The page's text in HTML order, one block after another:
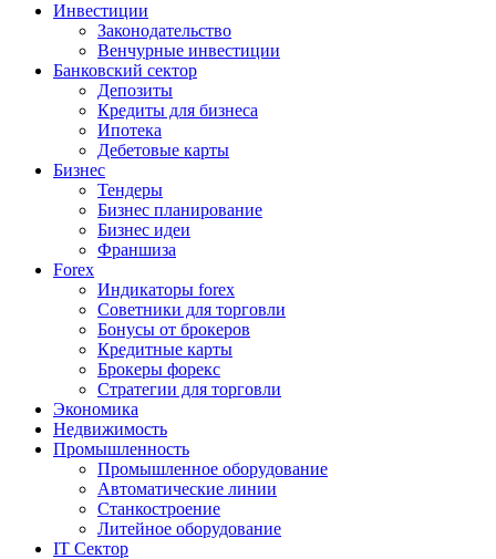
Инвестиции
Законодательство
Венчурные инвестиции
Банковский сектор
Депозиты
Кредиты для бизнеса
Ипотека
Дебетовые карты
Бизнес
Тендеры
Бизнес планирование
Бизнес идеи
Франшиза
Forex
Индикаторы forex
Советники для торговли
Бонусы от брокеров
Кредитные карты
Брокеры форекс
Стратегии для торговли
Экономика
Недвижимость
Промышленность
Промышленное оборудование
Автоматические линии
Станкостроение
Литейное оборудование
IT Сектор